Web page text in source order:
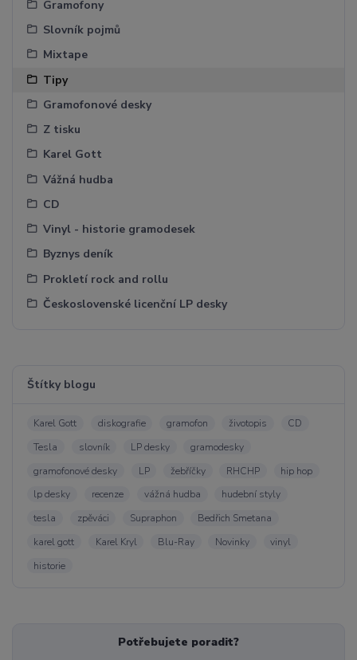
Gramofony
Slovník pojmů
Mixtape
Tipy
Gramofonové desky
Z tisku
Karel Gott
Vážná hudba
CD
Vinyl - historie gramodesek
Byznys deník
Prokletí rock and rollu
Československé licenční LP desky
Štítky blogu
Karel Gott diskografie gramofon životopis
CD
Tesla
slovník LP desky
gramodesky
gramofonové desky
LP žebříčky RHCHP
hip hop
lp desky
recenze vážná hudba
hudební styly
tesla
zpěváci Supraphon
Bedřich Smetana
karel gott
Karel Kryl Blu-Ray Novinky
vinyl
historie
Potřebujete poradit?